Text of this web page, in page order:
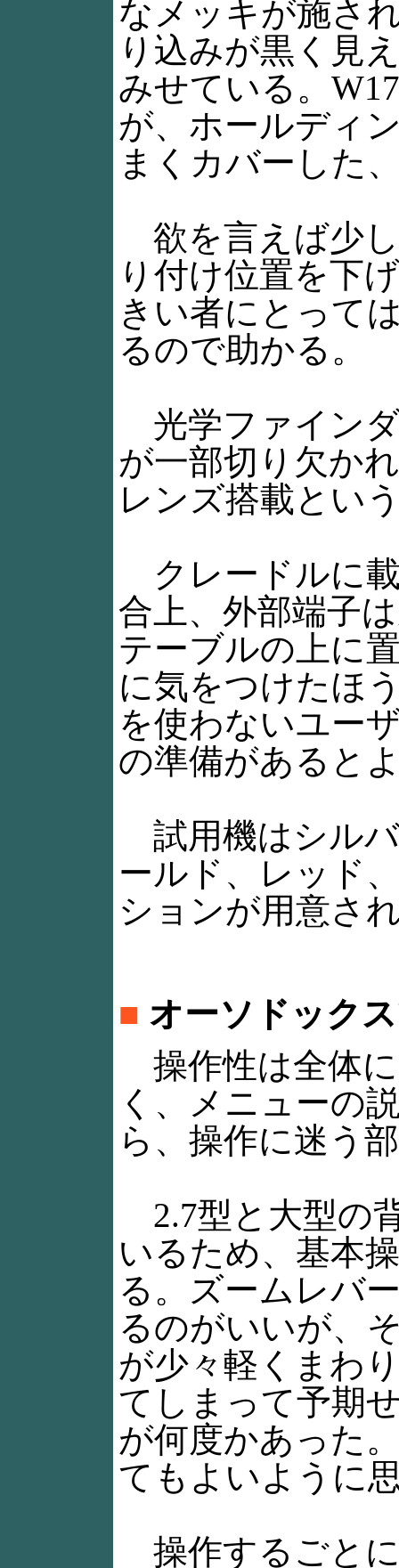
なメッキが施さ
り込みが黒く見
みせている。
が、ホールディ
まくカバーした
欲を言えば少
り付け位置を下
きい者にとって
るので助かる。
光学ファイン
が一部切り欠か
レンズ搭載とい
クレードルに
合上、外部端子
テーブルの上に
に気をつけたほ
を使わないユー
の準備があると
試用機はシル
ールド、レッド
ションが用意さ
■ オーソドック
操作性は全体
く、メニューの
ら、操作に迷う
2.7型と大型の
いるため、基本
る。ズームレバ
るのがいいが、
が少々軽くまわ
てしまって予期
が何度かあった
てもよいように
操作するごと